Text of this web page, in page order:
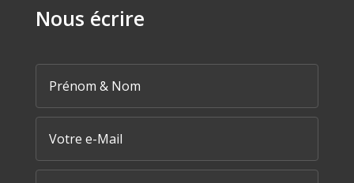
Nous écrire